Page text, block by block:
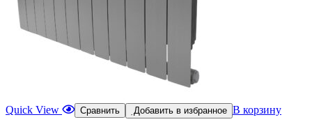
Quick View Сравнить Добавить в избранное В корзину